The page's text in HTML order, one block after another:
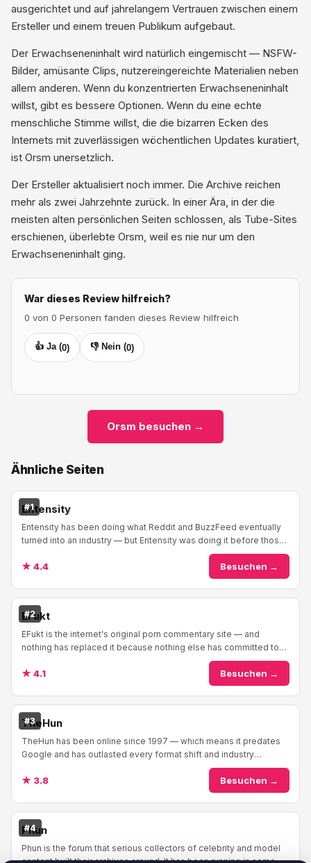
ausgerichtet und auf jahrelangem Vertrauen zwischen einem
Ersteller und einem treuen Publikum aufgebaut.
Der Erwachseneninhalt wird natürlich eingemischt — NSFW-
Bilder, amüsante Clips, nutzereingereichte Materialien neben
allem anderen. Wenn du konzentrierten Erwachseneninhalt
willst, gibt es bessere Optionen. Wenn du eine echte
menschliche Stimme willst, die die bizarren Ecken des
Internets mit zuverlässigen wöchentlichen Updates kuratiert,
ist Orsm unersetzlich.
Der Ersteller aktualisiert noch immer. Die Archive reichen
mehr als zwei Jahrzehnte zurück. In einer Ära, in der die
meisten alten persönlichen Seiten schlossen, als Tube-Sites
erschienen, überlebte Orsm, weil es nie nur um den
Erwachseneninhalt ging.
War dieses Review hilfreich?
0 von 0 Personen fanden dieses Review hilfreich
👍 Ja (0) 👎 Nein (0)
Orsm besuchen →
Ähnliche Seiten
#1
Entensity
Entensity has been doing what Reddit and BuzzFeed eventually
turned into an industry — but Entensity was doing it before those
★ 4.4 Besuchen →
#2
EFukt
EFukt is the internet's original porn commentary site — and
nothing has replaced it because nothing else has committed to
★ 4.1 Besuchen →
#3
TheHun
TheHun has been online since 1997 — which means it predates
Google and has outlasted every format shift and industry
★ 3.8 Besuchen →
#4
Phun
Phun is the forum that serious collectors of celebrity and model